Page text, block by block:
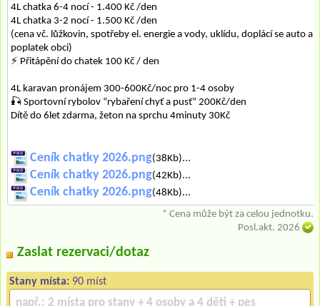
4L chatka 6-4 nocí - 1.400 Kč /den
4L chatka 3-2 nocí - 1.500 Kč /den
(cena vč. lůžkovin, spotřeby el. energie a vody, uklídu, doplácí se auto a
poplatek obci)
⚡ Přitápění do chatek 100 Kč / den
4L karavan pronájem 300-600Kč/noc pro 1-4 osoby
🎣 Sportovní rybolov “rybaření chyť a pusť” 200Kč/den
Dítě do 6let zdarma, žeton na sprchu 4minuty 30Kč
Ceník chatky 2026.png(38Kb)...
Ceník chatky 2026.png(42Kb)...
Ceník chatky 2026.png(48Kb)...
* Cena může být za celou jednotku.
Posl.akt. 2026
Zaslat rezervaci/dotaz
Stany místa: 90 míst